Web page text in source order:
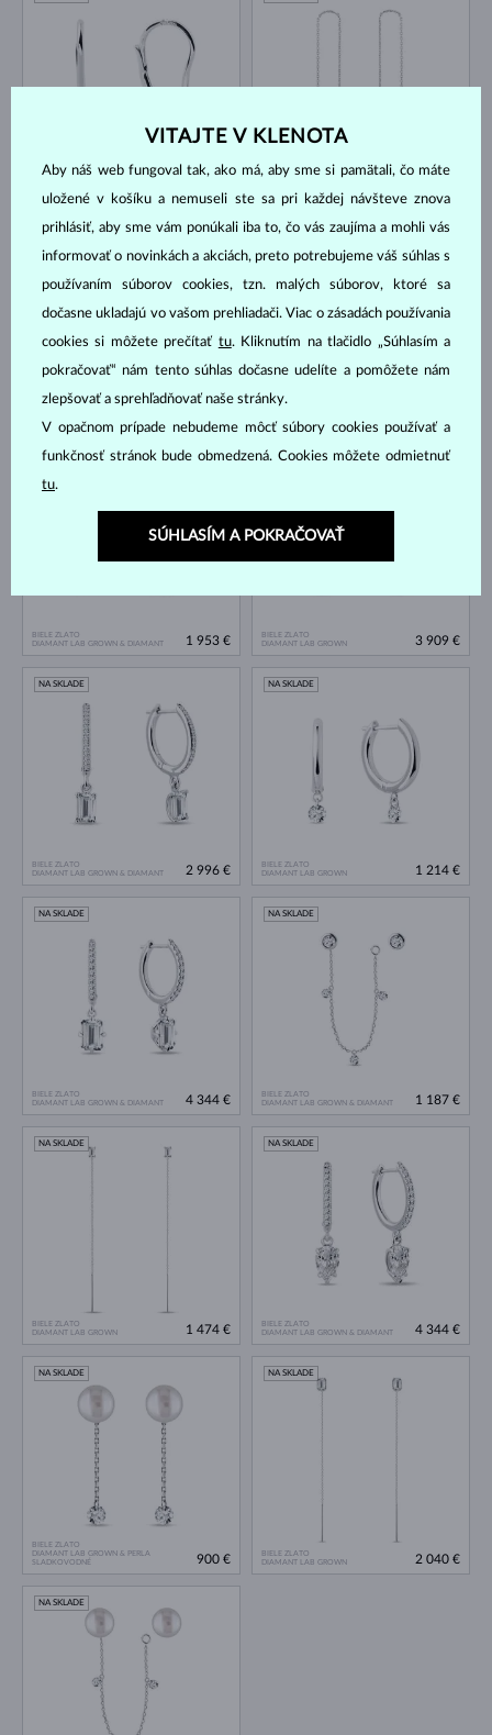
BIELE ZLATO
2 170 €
BIELE ZLATO
BIELE ZLATO
DIAMANT LAB GROWN & PERLA
NA SKLADE
BIELE ZLATO
NA SKLADE
BIELE ZLATO
DIAMANT LAB GROWN & DIAMANT
NA SKLADE
1 953 €
BIELE ZLATO
DIAMANT LAB GROWN
NA SKLADE
3 909 €
BIELE ZLATO
DIAMANT LAB GROWN & DIAMANT
NA SKLADE
2 996 €
BIELE ZLATO
DIAMANT LAB GROWN
NA SKLADE
1 214 €
BIELE ZLATO
DIAMANT LAB GROWN & DIAMANT
NA SKLADE
4 344 €
BIELE ZLATO
DIAMANT LAB GROWN & DIAMANT
NA SKLADE
1 187 €
BIELE ZLATO
DIAMANT LAB GROWN
NA SKLADE
1 474 €
BIELE ZLATO
DIAMANT LAB GROWN & DIAMANT
NA SKLADE
4 344 €
BIELE ZLATO
DIAMANT LAB GROWN & PERLA
SLADKOVODNÉ
NA SKLADE
900 €
BIELE ZLATO
DIAMANT LAB GROWN
NA SKLADE
2 040 €
NA SKLADE
VITAJTE V KLENOTA
Aby náš web fungoval tak, ako má, aby sme si pamätali, čo máte
uložené v košíku a nemuseli ste sa pri každej návšteve znova
prihlásiť, aby sme vám ponúkali iba to, čo vás zaujíma a mohli vás
informovať o novinkách a akciách, preto potrebujeme váš súhlas s
používaním súborov cookies, tzn. malých súborov, ktoré sa
dočasne ukladajú vo vašom prehliadači. Viac o zásadách používania
cookies si môžete prečítať tu. Kliknutím na tlačidlo „Súhlasím a
pokračovať“ nám tento súhlas dočasne udelíte a pomôžete nám
zlepšovať a sprehľadňovať naše stránky.
V opačnom prípade nebudeme môcť súbory cookies používať a
funkčnosť stránok bude obmedzená. Cookies môžete odmietnuť
tu.
SÚHLASÍM A POKRAČOVAŤ